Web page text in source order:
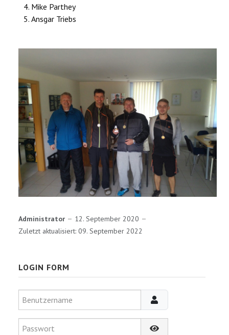
Mike Parthey
Ansgar Triebs
Administrator
12. September 2020
Zuletzt aktualisiert: 09. September 2022
LOGIN FORM
Benutzername
Passwort